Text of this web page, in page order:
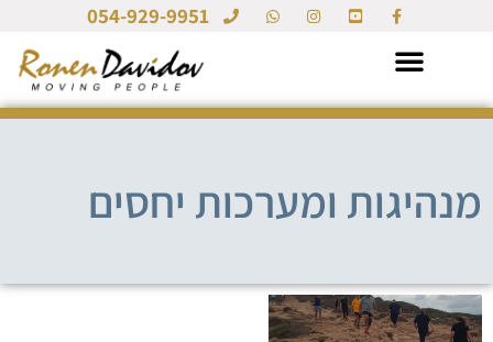
054-929-9951
מנהיגות ומערכות יחסים